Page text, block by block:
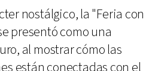
nostálgico, la "Feria con
presentó como una
al mostrar cómo las
están conectadas con el